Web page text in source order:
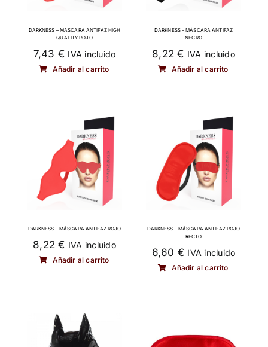
DARKNESS – MÁSCARA ANTIFAZ HIGH
QUALITY ROJO
7,43 € IVA incluido
Añadir al carrito
DARKNESS – MÁSCARA ANTIFAZ
NEGRO
8,22€ IVA incluido
Añadir al carrito
DARKNESS – MÁSCARA ANTIFAZ ROJO
8,22€ IVA incluido
Añadir al carrito
DARKNESS – MÁSCARA ANTIFAZ ROJO
RECTO
6,60 € IVA incluido
Añadir al carrito